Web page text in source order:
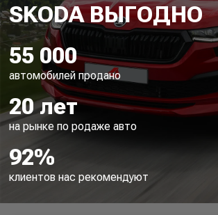
SKODA ВЫГОДНО
55 000
автомобилей продано
20 лет
на рынке по родаже авто
92%
клиентов нас рекомендуют